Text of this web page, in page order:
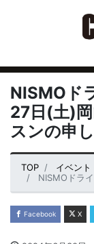
NISMOド
27日(土)
スンの申
TOP イベント
NISMOドライビング
Facebook X